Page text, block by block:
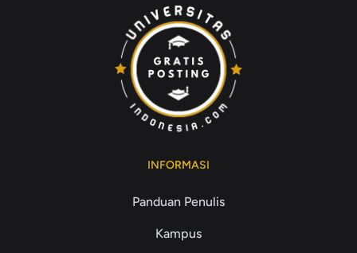
INFORMASI
Panduan Penulis
Kampus